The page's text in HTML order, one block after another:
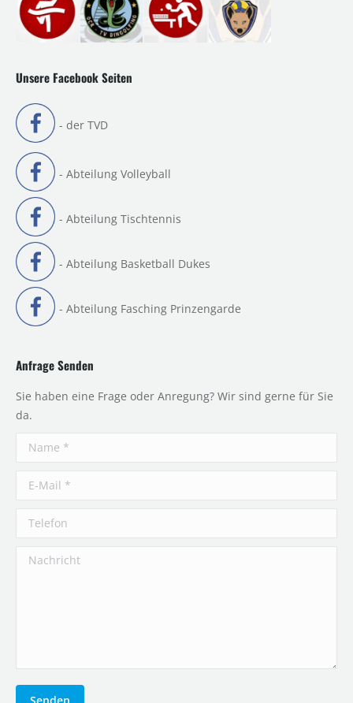
Unsere Facebook Seiten
- der TVD
- Abteilung Volleyball
- Abteilung Tischtennis
- Abteilung Basketball Dukes
- Abteilung Fasching Prinzengarde
Anfrage Senden
Sie haben eine Frage oder Anregung? Wir sind gerne für Sie
da.
Name *
E-Mail *
Telefon
Nachricht